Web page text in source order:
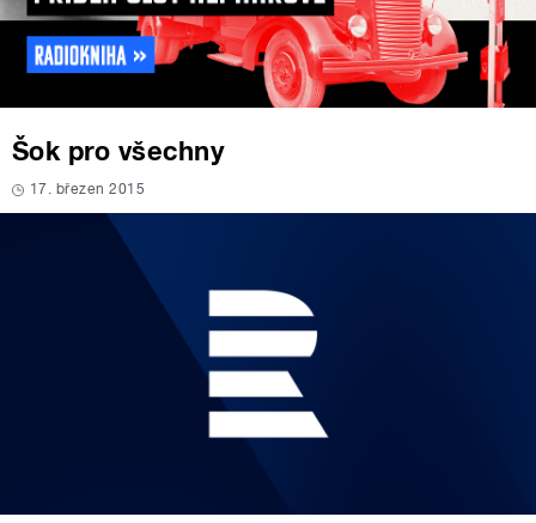
Šok pro všechny
17. březen 2015